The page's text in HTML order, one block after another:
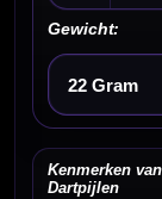
Gewicht:
Kies
Kenmerken
Dartpijlen